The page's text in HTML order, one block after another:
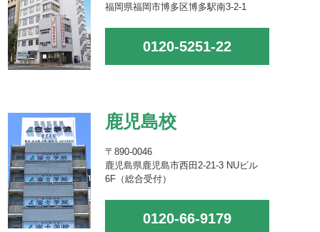
福岡県福岡市博多区博多駅南3-2-1
0120-5251-22
鹿児島校
〒890-0046
鹿児島県鹿児島市西田2-21-3 NUビル
6F（総合受付）
0120-66-9179